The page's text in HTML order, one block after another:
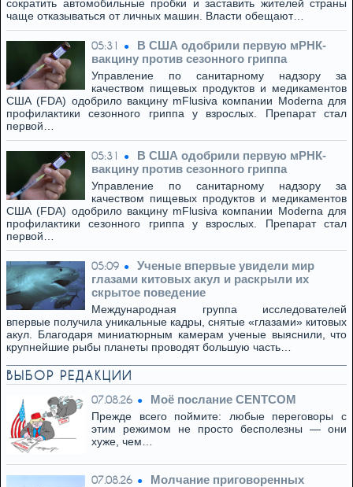
сократить автомобильные пробки и заставить жителей страны
чаще отказываться от личных машин. Власти обещают…
05:31
В США одобрили первую мРНК-
вакцину против сезонного гриппа
Управление по санитарному надзору за
качеством пищевых продуктов и медикаментов
США (FDA) одобрило вакцину mFlusiva компании Moderna для
профилактики сезонного гриппа у взрослых. Препарат стал
первой…
05:31
В США одобрили первую мРНК-
вакцину против сезонного гриппа
Управление по санитарному надзору за
качеством пищевых продуктов и медикаментов
США (FDA) одобрило вакцину mFlusiva компании Moderna для
профилактики сезонного гриппа у взрослых. Препарат стал
первой…
05:09
Ученые впервые увидели мир
глазами китовых акул и раскрыли их
скрытое поведение
Международная группа исследователей
впервые получила уникальные кадры, снятые «глазами» китовых
акул. Благодаря миниатюрным камерам ученые выяснили, что
крупнейшие рыбы планеты проводят большую часть…
ВЫБОР РЕДАКЦИИ
07.08.26 Моё послание CENTCOM
Прежде всего поймите: любые переговоры с
этим режимом не просто бесполезны — они
хуже, чем…
07.08.26 Молчание приговоренных